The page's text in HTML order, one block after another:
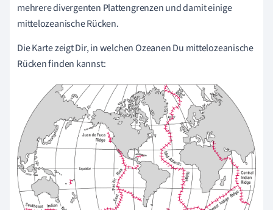
mehrere divergenten Plattengrenzen und damit einige
mittelozeanische Rücken.
Die Karte zeigt Dir, in welchen Ozeanen Du mittelozeanische
Rücken finden kannst: